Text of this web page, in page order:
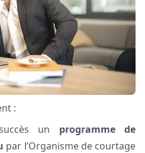
:
un programme de
par l’Organisme de courtage